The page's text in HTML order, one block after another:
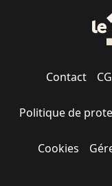
Contact
Politique de
Cookies